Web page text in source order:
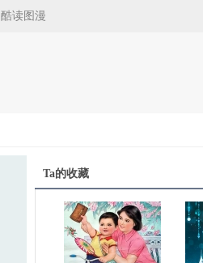
酷读图漫
Ta的收藏